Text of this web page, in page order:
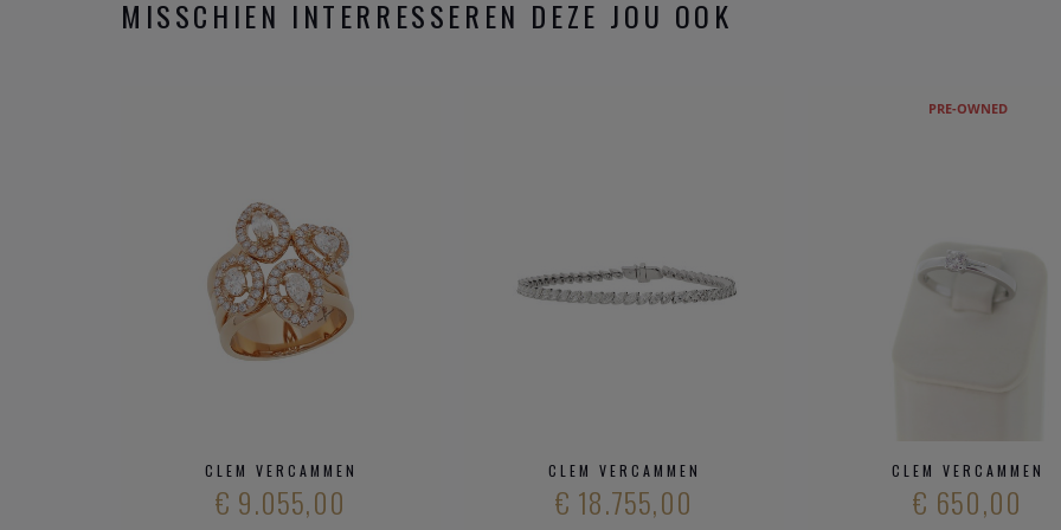
MISSCHIEN INTERRESSEREN DEZE JOU OOK
CLEM VERCAMMEN
€ 9.055,00
CLEM VERCAMMEN
€ 18.755,00
PRE-OWNED
CLEM VERCAMMEN
€ 650,00